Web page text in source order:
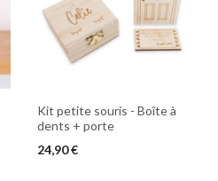
Kit petite souris - Boîte à
dents + porte
24,90 €